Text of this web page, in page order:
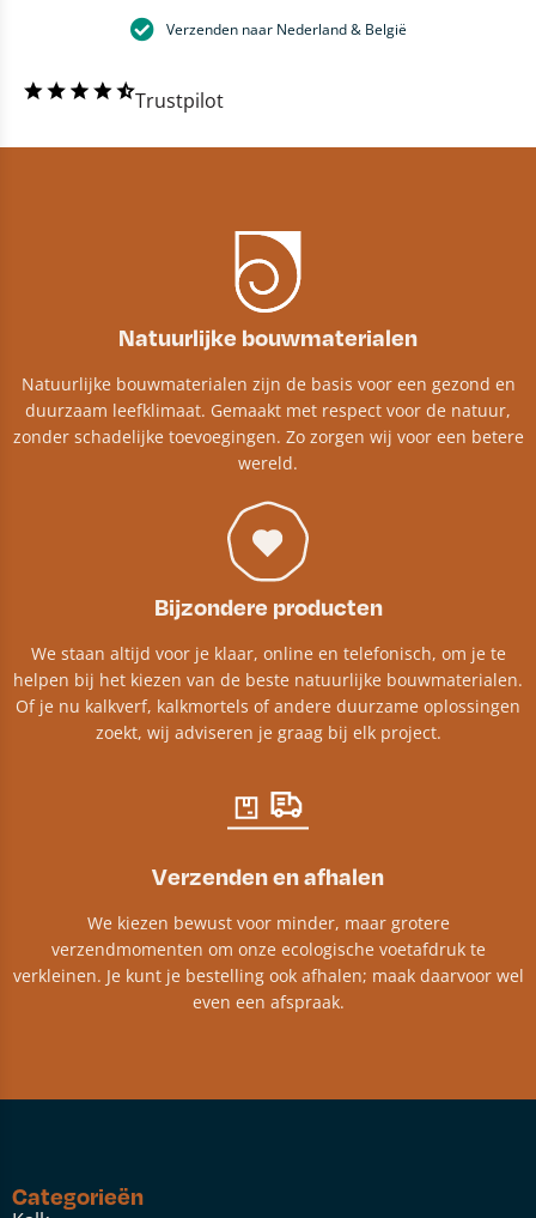
Verzenden naar Nederland & België
Trustpilot
Natuurlijke bouwmaterialen
Natuurlijke bouwmaterialen zijn de basis voor een gezond en
duurzaam leefklimaat. Gemaakt met respect voor de natuur,
zonder schadelijke toevoegingen. Zo zorgen wij voor een betere
wereld.
Bijzondere producten
We staan altijd voor je klaar, online en telefonisch, om je te
helpen bij het kiezen van de beste natuurlijke bouwmaterialen.
Of je nu kalkverf, kalkmortels of andere duurzame oplossingen
zoekt, wij adviseren je graag bij elk project.​
Verzenden en afhalen
We kiezen bewust voor minder, maar grotere
verzendmomenten om onze ecologische voetafdruk te
verkleinen. Je kunt je bestelling ook afhalen; maak daarvoor wel
even een afspraak.
Categorieën